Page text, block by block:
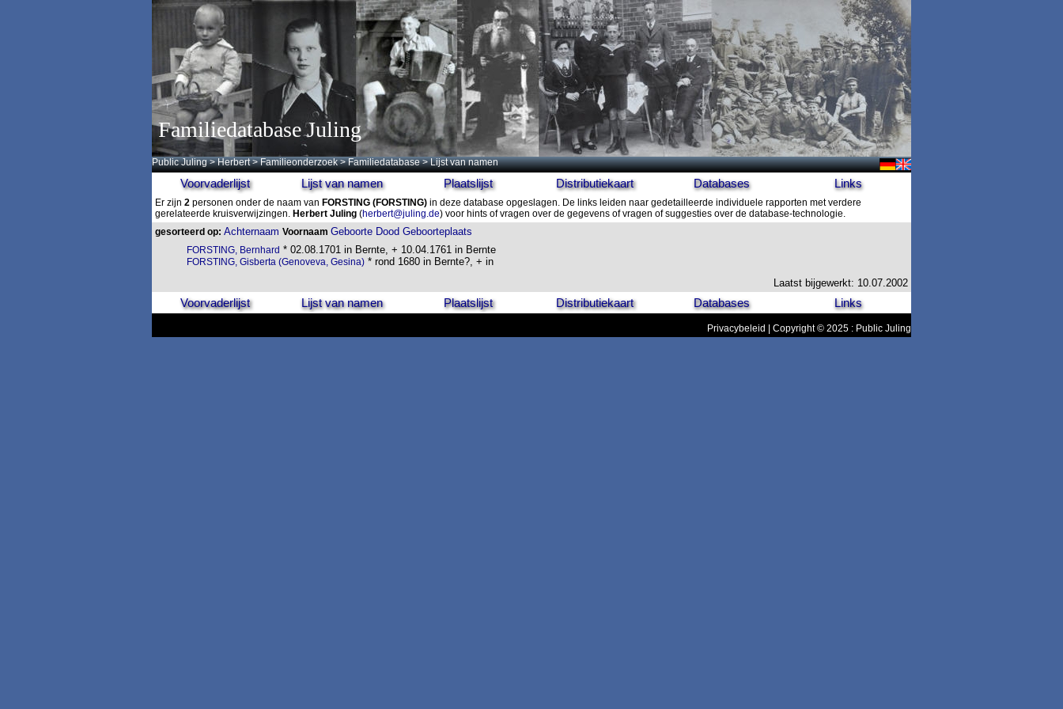
Familiedatabase Juling
Public Juling >Herbert >Familieonderzoek >Familiedatabase > Lijst van namen
Voorvaderlijst Lijst van namen Plaatslijst Distributiekaart Databases Links
Er zijn 2 personen onder de naam van FORSTING (FORSTING) in deze database opgeslagen. De links leiden naar gedetailleerde individuele rapporten met verdere
gerelateerde kruisverwijzingen. Herbert Juling (herbert@juling.de) voor hints of vragen over de gegevens of vragen of suggesties over de database-technologie.
gesorteerd op: Achternaam Voornaam Geboorte Dood Geboorteplaats
FORSTING, Bernhard * 02.08.1701 in Bernte, + 10.04.1761 in Bernte
FORSTING, Gisberta (Genoveva, Gesina) * rond 1680 in Bernte?, + in
Laatst bijgewerkt: 10.07.2002
Voorvaderlijst Lijst van namen Plaatslijst Distributiekaart Databases Links
Privacybeleid | Copyright © 2025 : Public Juling